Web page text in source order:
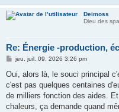
Deimoss
Dieu des
Re: Énergie -production,
M
s
a
g
jeu. juil. 09, 2026 3:26 pm
Oui, alors là, le souci principal
c'est pas quelques centaines
de milliers fonction des aides.
chaleurs, ça demande quand